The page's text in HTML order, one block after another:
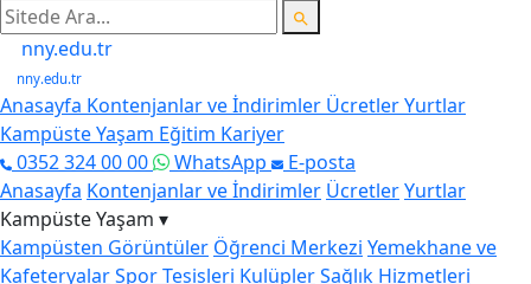
nny.edu.tr
nny.edu.tr
Anasayfa Kontenjanlar ve İndirimler ÜcretlerYurtlar
Kampüste Yaşam Eğitim Kariyer
0352 324 00 00
WhatsApp
E-posta
Anasayfa Kontenjanlar ve İndirimler ÜcretlerYurtlar
Kampüste Yaşam ▾
Kampüsten Görüntüler Öğrenci Merkezi Yemekhane ve
KafeteryalarSpor Tesisleri KulüplerSağlık Hizmetleri